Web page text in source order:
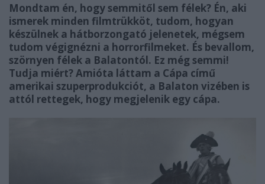
Mondtam én, hogy semmitől sem félek? Én, aki
ismerek minden filmtrükköt, tudom, hogyan
készülnek a hátborzongató jelenetek, mégsem
tudom végignézni a horrorfilmeket. És bevallom,
szörnyen félek a Balatontól. Ez még semmi!
Tudja miért? Amióta láttam a Cápa című
amerikai szuperprodukciót, a Balaton vizében is
attól rettegek, hogy megjelenik egy cápa.